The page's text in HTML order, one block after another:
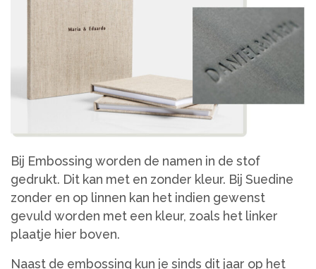
Bij Embossing worden de namen in de stof
gedrukt. Dit kan met en zonder kleur. Bij Suedine
zonder en op linnen kan het indien gewenst
gevuld worden met een kleur, zoals het linker
plaatje hier boven.
Naast de embossing kun je sinds dit jaar op het